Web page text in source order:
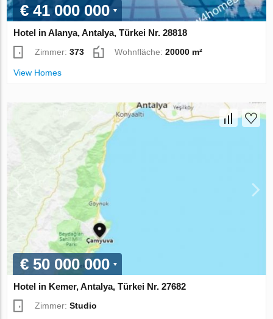
€ 41 000 000
Hotel in Alanya, Antalya, Türkei Nr. 28818
Zimmer:373 Wohnfläche:20000 m²
View Homes
€ 50 000 000
Hotel in Kemer, Antalya, Türkei Nr. 27682
Zimmer:Studio